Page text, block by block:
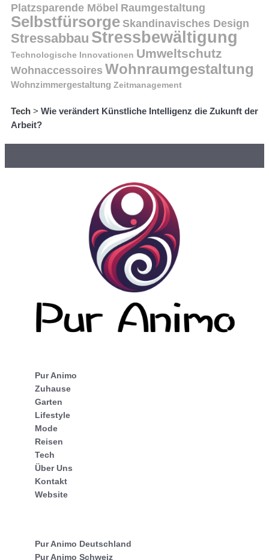
Platzsparende Möbel Raumgestaltung
Selbstfürsorge Skandinavisches Design
Stressabbau Stressbewältigung
Technologische Innovationen Umweltschutz
Wohnaccessoires Wohnraumgestaltung
Wohnzimmergestaltung Zeitmanagement
Tech > Wie verändert Künstliche Intelligenz die Zukunft der
Arbeit?
Pur Animo
Zuhause
Garten
Lifestyle
Mode
Reisen
Tech
Über Uns
Kontakt
Website
Pur Animo Deutschland
Pur Animo Schweiz